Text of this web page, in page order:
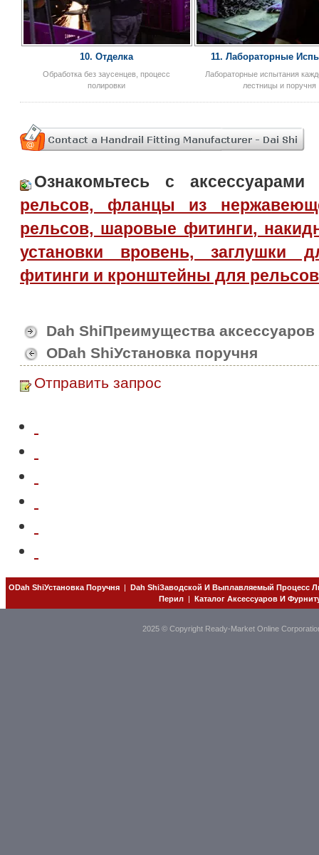
10. Отделка
Обработка без заусенцев, процесс
полировки
11. Лабораторные
Лабораторные испытания
лестницы и поручня
Ознакомьтесь с
рельсов, фланцы из
рельсов, шаровые фитинги,
установки вровень, заглушки
фитинги и кронштейны для рельсов
Dah ShiПреимущества
ОDah ShiУстановка поручня
Отправить запрос
ОDah ShiУстановка Поручня | Dah ShiЗаводской И Выплавляемый Процесс
Перил | Каталог Аксессуаров И
2025 © Copyright Ready-Market Online